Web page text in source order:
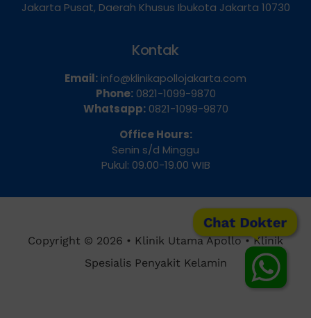
Chat Dokter
Phone:0821-1099-9870
Whatsapp:0821-1099-9870
Office Hours:
Senin s/d Minggu
Pukul: 09.00-19.00 WIB
Copyright © 2026 • Klinik Utama Apollo • Klinik
Spesialis Penyakit Kelamin